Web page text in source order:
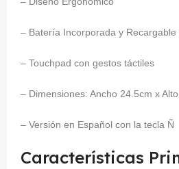
– Batería Incorporada y Recargable
– Touchpad con gestos táctiles
– Dimensiones: Ancho 24.5cm x
– Versión en Español con la tecla Ñ
Características